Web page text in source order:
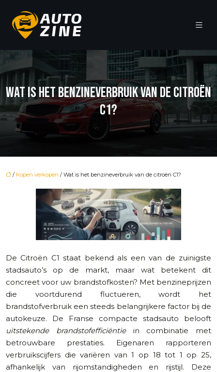
WAT IS HET BENZINEVERBRUIK VAN DE CITROËN
C1?
/ Kopen verkopen / Wat is het benzineverbruik van de citroën C1?
De Citroën C1 staat bekend als een van de zuinigste
stadsauto’s op de markt, maar wat betekent dit
concreet voor uw brandstofkosten? Met benzineprijzen
die voortdurend fluctueren, wordt het
brandstofverbruik een steeds belangrijkere factor bij de
autokeuze. De Franse compacte stadsauto belooft
uitstekende brandstofefficiëntiein combinatie met
betrouwbare prestaties. Eigenaren rapporteren
verbruikscijfers die variëren van 1 op 18 tot 1 op 25,
afhankelijk van rijomstandigheden en rijstijl. Deze